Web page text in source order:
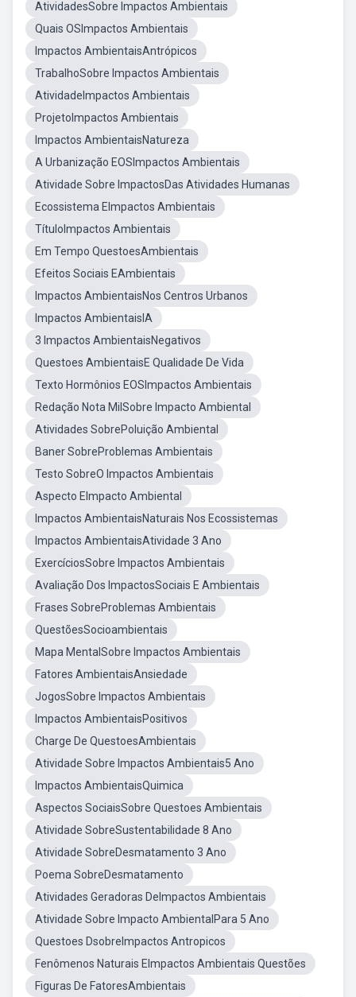
AtividadesSobre Impactos Ambientais
Quais OSImpactos Ambientais
Impactos AmbientaisAntrópicos
TrabalhoSobre Impactos Ambientais
AtividadeImpactos Ambientais
ProjetoImpactos Ambientais
Impactos AmbientaisNatureza
A Urbanização EOSImpactos Ambientais
Atividade Sobre ImpactosDas Atividades Humanas
Ecossistema EImpactos Ambientais
TítuloImpactos Ambientais
Em Tempo QuestoesAmbientais
Efeitos Sociais EAmbientais
Impactos AmbientaisNos Centros Urbanos
Impactos AmbientaisIA
3 Impactos AmbientaisNegativos
Questoes AmbientaisE Qualidade De Vida
Texto Hormônios EOSImpactos Ambientais
Redação Nota MilSobre Impacto Ambiental
Atividades SobrePoluição Ambiental
Baner SobreProblemas Ambientais
Testo SobreO Impactos Ambientais
Aspecto EImpacto Ambiental
Impactos AmbientaisNaturais Nos Ecossistemas
Impactos AmbientaisAtividade 3 Ano
ExercíciosSobre Impactos Ambientais
Avaliação Dos ImpactosSociais E Ambientais
Frases SobreProblemas Ambientais
QuestõesSocioambientais
Mapa MentalSobre Impactos Ambientais
Fatores AmbientaisAnsiedade
JogosSobre Impactos Ambientais
Impactos AmbientaisPositivos
Charge De QuestoesAmbientais
Atividade Sobre Impactos Ambientais5 Ano
Impactos AmbientaisQuimica
Aspectos SociaisSobre Questoes Ambientais
Atividade SobreSustentabilidade 8 Ano
Atividade SobreDesmatamento 3 Ano
Poema SobreDesmatamento
Atividades Geradoras DeImpactos Ambientais
Atividade Sobre Impacto AmbientalPara 5 Ano
Questoes DsobreImpactos Antropicos
Fenômenos Naturais EImpactos Ambientais Questões
Figuras De FatoresAmbientais